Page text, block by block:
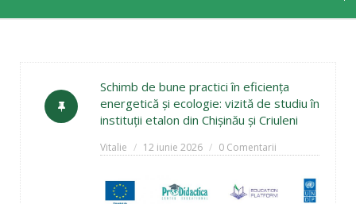
content
Schimb de bune practici în eficiența
energetică și ecologie: vizită de studiu în
instituții etalon din Chișinău și Criuleni
Vitalie 12 iunie 2026 0 Comentarii